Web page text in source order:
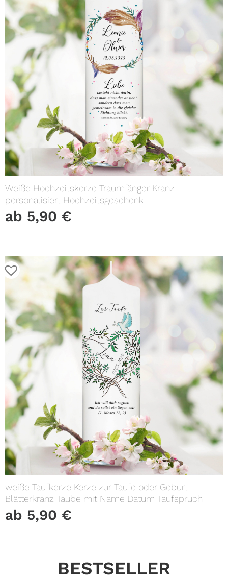
Weiße Hochzeitskerze Traumfänger Kranz
personalisiert Hochzeitsgeschenk
ab 5,90 €
weiße Taufkerze Kerze zur Taufe oder Geburt
Blätterkranz Taube mit Name Datum Taufspruch
ab 5,90 €
BESTSELLER